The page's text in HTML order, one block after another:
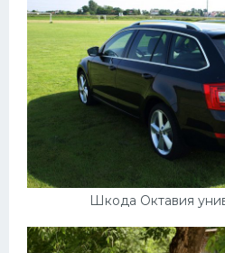
Шкода Октавия